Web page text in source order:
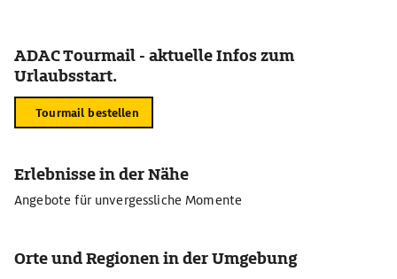
ADAC Tourmail - aktuelle Infos zum
Urlaubsstart.
Tourmail bestellen
Erlebnisse in der Nähe
Angebote für unvergessliche Momente
Orte und Regionen in der Umgebung